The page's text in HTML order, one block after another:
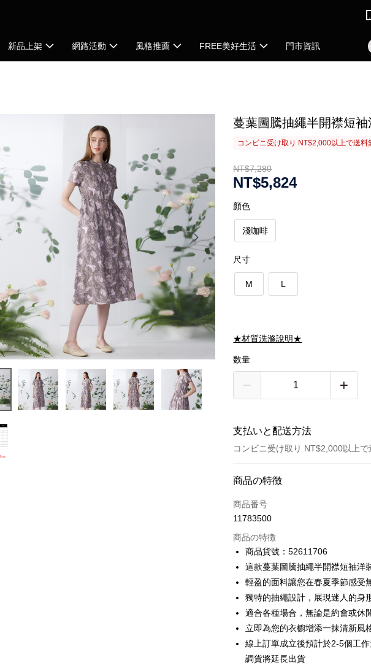
新品上架 網路活動 風格推薦 FREE美好生活 門市資訊
蔓葉圖騰抽繩半開襟短袖
コンビニ受け取り NT$2,000以上で送料
NT$7,280
NT$5,824
顏色
淺咖啡
尺寸
M L
★材質洗滌說明★
数量
支払いと配送方法
コンビニ受け取り NT$2,000以上で
お支払い方法
クレジットカード1回払い
クレジットカード分割払い
3回払い、金利0、毎回
合作金庫商業銀行
華南商業銀行
上海商業儲蓄銀行
国泰世華商業銀行
台湾中小企業銀行
HSBC(台湾)商業銀行
聯邦商業銀行
元大商業銀行
玉山商業銀行
6回払い、金利0、毎回NT$970
合作金庫商業銀行
華南商業銀行
上海商業儲蓄銀行
国泰世華商業銀行
台湾中小企業銀行
HSBC(台湾)商業銀行
聯邦商業銀行
12回払い、金利0、毎回NT$485
合作金庫商業銀行
華南商業銀行
上海商業儲蓄銀行
国泰世華商業銀行
台湾中小企業銀行
HSBC(台湾)商業銀行
コンビニ店頭代金引換
LINE Pay
Apple Pay
商品の特徴
商品番号
11783500
商品の特徴
商品貨號：52611706
這款蔓葉圖騰抽繩半開襟短袖洋
輕盈的面料讓您在春夏季節感受
獨特的抽繩設計，展現迷人的身
適合各種場合，無論是約會或休
立即為您的衣櫥增添一抹清新風
線上訂單成立後預計於2-5個工
調貨將延長出貨